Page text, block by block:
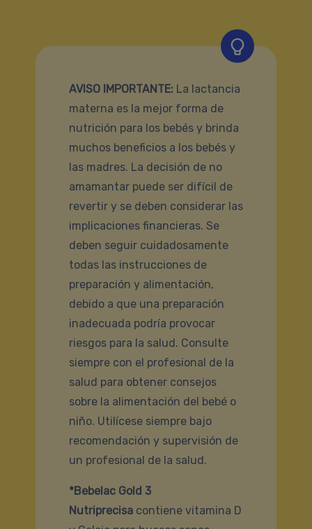
AVISO IMPORTANTE: La lactancia
materna es la mejor forma de
nutrición para los bebés y brinda
muchos beneficios a los bebés y
las madres. La decisión de no
amamantar puede ser difícil de
revertir y se deben considerar las
implicaciones financieras. Se
deben seguir cuidadosamente
todas las instrucciones de
preparación y alimentación,
debido a que una preparación
inadecuada podría provocar
riesgos para la salud. Consulte
siempre con el profesional de la
salud para obtener consejos
sobre la alimentación del bebé o
niño. Utilícese siempre bajo
recomendación y supervisión de
un profesional de la salud.
*Bebelac Gold 3
Nutriprecisa contiene vitamina D